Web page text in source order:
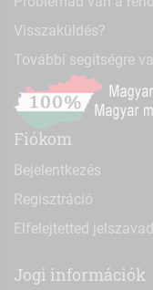
Visszaküldés?
További segítségre
Fiókom
Bejelentkezés
Regisztráció
Elfelejtetted
Jogi információk